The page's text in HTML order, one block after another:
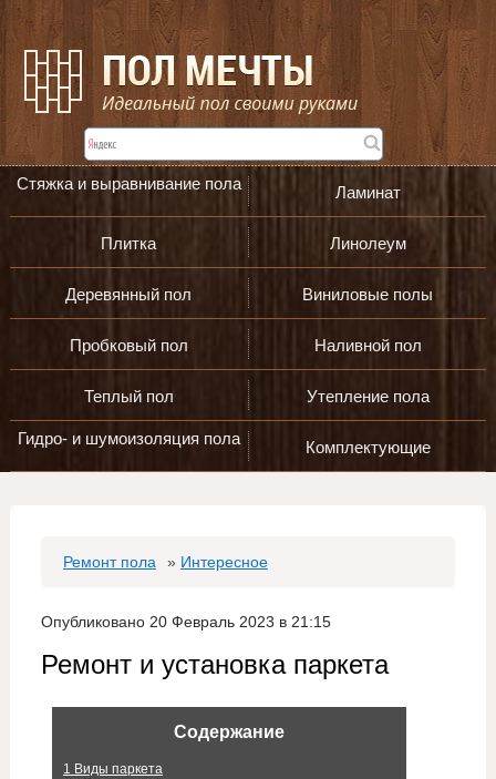
Стяжка и выравнивание пола Ламинат
Плитка Линолеум
Деревянный пол Виниловые полы
Пробковый пол Наливной пол
Теплый пол Утепление пола
Гидро- и шумоизоляция пола Комплектующие
Ремонт пола » Интересное
Опубликовано 20 Февраль 2023 в 21:15
Ремонт и установка паркета
Содержание
1 Виды паркета